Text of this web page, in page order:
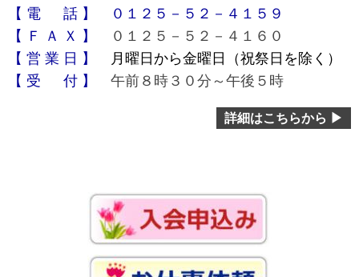
【 電 話 】 ０１２５－５２－４１５９
【 Ｆ Ａ Ｘ 】
０１２５－５２－４１６０
【 営 業 日 】
月曜日から金曜日（祝祭日を除く）
【 受 付 】
午前８時３０分～午後５時
詳細はこちらから ▶